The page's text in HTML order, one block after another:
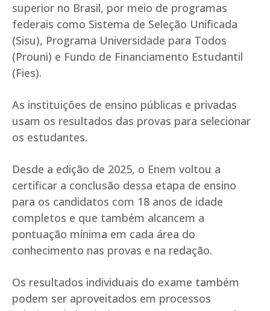
superior no Brasil, por meio de programas
federais como Sistema de Seleção Unificada
(Sisu), Programa Universidade para Todos
(Prouni) e Fundo de Financiamento Estudantil
(Fies).
As instituições de ensino públicas e privadas
usam os resultados das provas para selecionar
os estudantes.
Desde a edição de 2025, o Enem voltou a
certificar a conclusão dessa etapa de ensino
para os candidatos com 18 anos de idade
completos e que também alcancem a
pontuação mínima em cada área do
conhecimento nas provas e na redação.
Os resultados individuais do exame também
podem ser aproveitados em processos